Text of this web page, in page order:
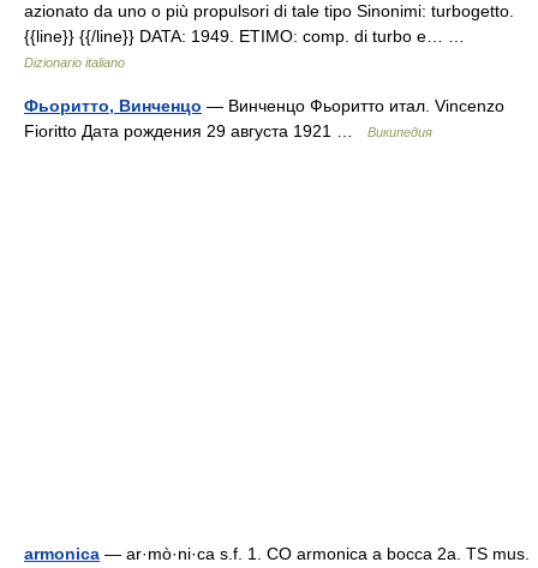
azionato da uno o più propulsori di tale tipo Sinonimi: turbogetto.
{{line}} {{/line}} DATA: 1949. ETIMO: comp. di turbo e… …
Dizionario italiano
Фьоритто, Винченцо — Винченцо Фьоритто итал. Vincenzo
Fioritto Дата рождения 29 августа 1921 …
Википедия
armonica — ar·mò·ni·ca s.f. 1. CO armonica a bocca 2a. TS mus.